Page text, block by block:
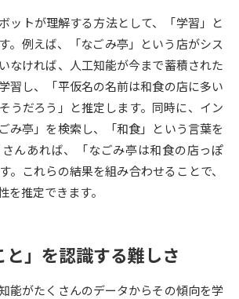
（高2生用）
などを調べる
実施プログラムから探す
ト特集 夢ナビライブ
受験準備 資料検索
ットが理解する方法として、「学習」と
。例えば、「なごみ亭」という店がシス
なければ、人工知能が今まで蓄積された
習し、「平仮名の名前は和食の店に多い
うだろう」と推定します。同時に、イン
み亭」を検索し、「和食」という言葉を
んあれば、「なごみ亭は和食の店っぽ
。これらの結果を組み合わせることで、
を推定できます。
と」を認識する難しさ
能がたくさんのデータからその傾向を学